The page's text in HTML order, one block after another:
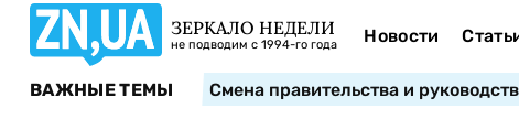
ЗЕРКАЛО НЕДЕЛИ
не подводим с 1994-го года Новости
ВАЖНЫЕ ТЕМЫ Смена правительства и